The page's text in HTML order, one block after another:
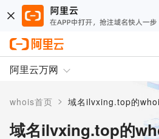
阿里云万网
whois首页 > 域名ilvxing.top的
域名ilvxing.top的